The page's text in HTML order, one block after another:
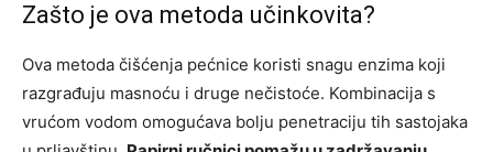
Zašto je ova metoda učinkovita?
Ova metoda čišćenja pećnice koristi snagu enzima koji
razgrađuju masnoću i druge nečistoće. Kombinacija s
vrućom vodom omogućava bolju penetraciju tih sastojaka